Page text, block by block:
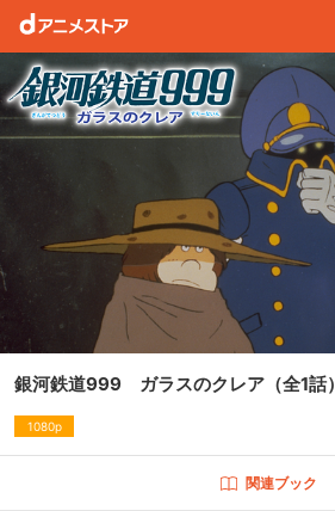
銀河鉄道999 ガラスのクレア （全1話）
1080p
関連ブック